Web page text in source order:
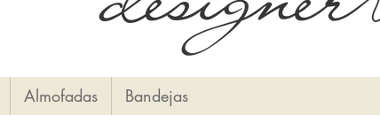
Almofadas Bandejas